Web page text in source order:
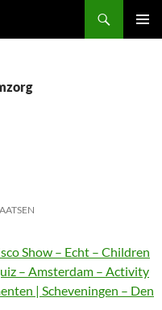
Show – Echt – Children
– Amsterdam – Activity
| Scheveningen – Den